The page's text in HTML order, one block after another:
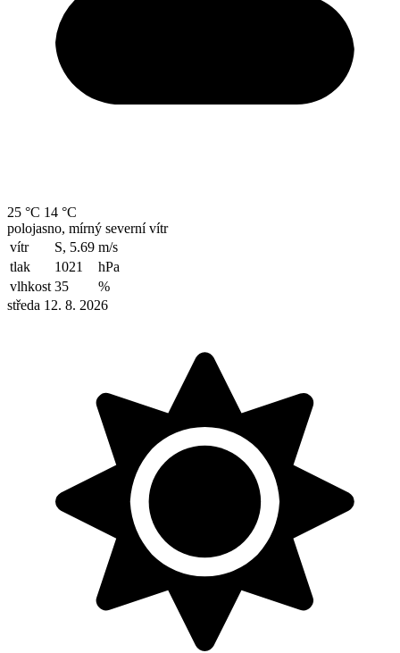
25 °C 14 °C
polojasno, mírný severní vítr
vítr
S, 5.69 m/s
tlak
1021
hPa
vlhkost 35
%
středa 12. 8. 2026